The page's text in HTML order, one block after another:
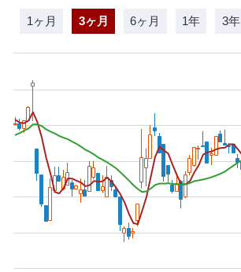
1ヶ月 3ヶ月 6ヶ月 1年 3年